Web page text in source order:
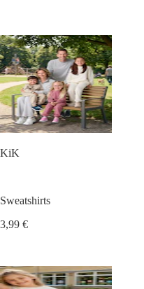
KiK
Sweatshirts
3,99 €